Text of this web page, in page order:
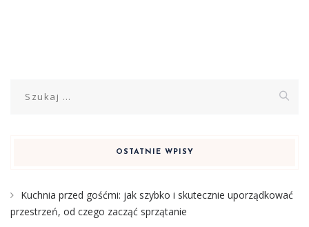
OSTATNIE WPISY
Kuchnia przed gośćmi: jak szybko i skutecznie uporządkować
przestrzeń, od czego zacząć sprzątanie